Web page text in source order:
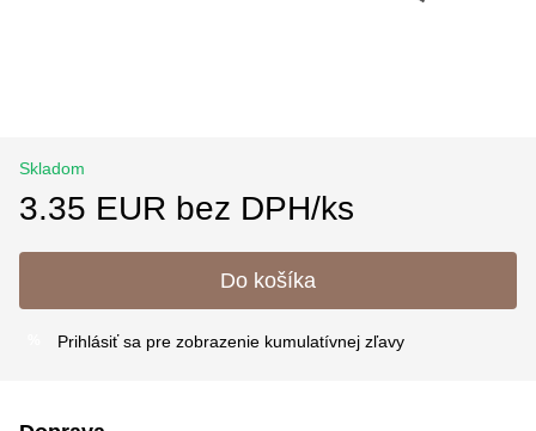
Skladom
3.35 EUR bez DPH/ks
Do košíka
Prihlásiť sa pre zobrazenie kumulatívnej zľavy